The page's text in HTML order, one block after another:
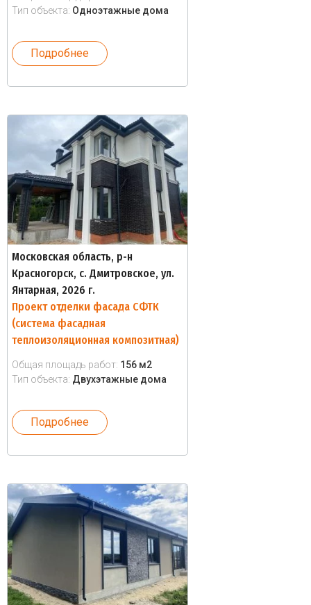
Тип объекта: Одноэтажные дома
Подробнее
Московская область, р-н
Красногорск, с. Дмитровское, ул.
Янтарная, 2026 г.
Проект отделки фасада СФТК
(система фасадная
теплоизоляционная композитная)
Общая площадь работ: 156 м2
Тип объекта: Двухэтажные дома
Подробнее